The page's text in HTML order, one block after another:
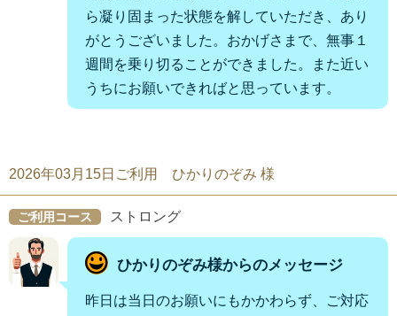
ら凝り固まった状態を解していただき、あり
がとうございました。おかげさまで、無事１
週間を乗り切ることができました。また近い
うちにお願いできればと思っています。
2026年03月15日ご利用 ひかりのぞみ 様
ご利用コース ストロング
ひかりのぞみ様からのメッセージ
昨日は当日のお願いにもかかわらず、ご対応